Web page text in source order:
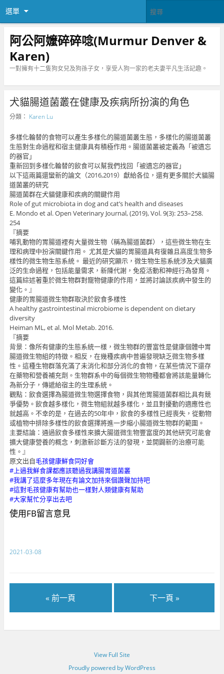
選單
阿公阿嬤碎碎唸(Murmur Denver &
Karen)
一對擁有十二隻狗女兒及狗孫子女，享受人狗一家的老夫妻平凡生活記趣。
犬貓腸道菌叢在健康及疾病所扮演的角色
分類： Karen Lu
多樣化輪替的食物可以產生多樣化的腸道菌叢生態，多樣化的腸道菌叢
生態對生命過程和宿主健康具有積極作用。腸道菌叢被定義為「被遺忘
的器官」
重新回到多樣化輪替的飲食可以幫我們找回「被遺忘的器官」
以下這兩篇還蠻新的論文（2016,2019）獻給各位，還有更多關於犬貓腸
道菌叢的研究
腸道菌群在犬貓健康和疾病的關鍵作用
Role of gut microbiota in dog and cat’s health and diseases
E. Mondo et al. Open Veterinary Journal, (2019), Vol. 9(3): 253–258.
254
『摘要
哺乳動物的胃腸道裡有大量微生物（稱為腸道菌群），這些微生物在生
理和病理中扮演關鍵作用。 尤其是犬貓的胃腸道具有復雜且高度生物多
樣性的微生物生態系統。 最近的研究顯示，微生物生態系統涉及犬貓廣
泛的生命過程，包括能量需求，新陳代謝，免疫活動和神經行為發育。
這篇綜述著重於微生物群對寵物健康的作用，並將討論該疾病中發生的
變化。』
健康的胃腸道微生物群取決於飲食多樣性
A healthy gastrointestinal microbiome is dependent on dietary
diversity
Heiman ML, et al. Mol Metab. 2016.
『摘要
背景：像所有健康的生態系統一樣，微生物群的豐富性是健康個體中胃
腸道微生物組的特徵。相反，在幾種疾病中普遍發現缺乏微生物多樣
性。這種生物群落充滿了未消化和部分消化的食物，在某些情況下還存
在藥物和營養補充劑。生物群系中的每個微生物物種都會將該能量轉化
為新分子，傳遞給宿主的生理系統。
觀點：飲食選擇為腸道微生物選擇食物，與其他胃腸道菌群相比具有競
爭優勢。飲食越多樣化，微生物組就越多樣化，並且對擾動的適應性也
就越高。不幸的是，在過去的50年中，飲食的多樣性已經喪失，從動物
或植物中排除多樣性的飲食選擇將進一步縮小腸道微生物群的範圍。
主要結論：通過飲食多樣性來擴大腸道微生物豐富度的其他研究可能會
擴大健康營養的概念，刺激新診斷方法的發現，並開闢新的治療可能
性。』
原文出自毛孩健康鮮食同好會
#上過我鮮食課都應該聽過我講腸胃道菌叢
#我講了這麼多年現在有論文加持來個讚聲加持吧
#這對毛孩健康有幫助也一樣對人類健康有幫助
#大家幫忙分享出去吧
使用FB留言意見
2021-03-08
« 前一頁 下一頁 »
View Full Site
Proudly powered by WordPress